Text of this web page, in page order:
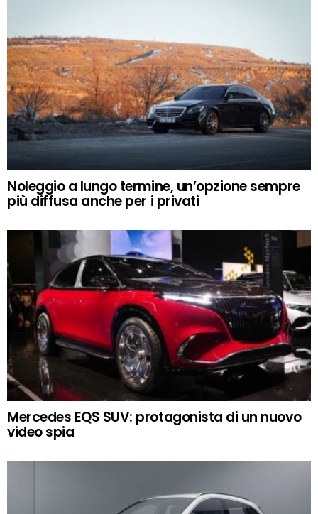
Noleggio a lungo termine, un’opzione sempre
più diffusa anche per i privati
Mercedes EQS SUV: protagonista di un nuovo
video spia